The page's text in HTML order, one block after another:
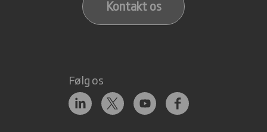
Kontakt os
Følg os